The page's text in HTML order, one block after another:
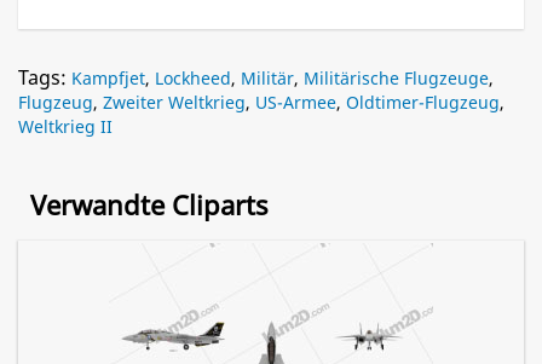
Tags: Kampfjet, Lockheed, Militär, Militärische Flugzeuge,
Flugzeug, Zweiter Weltkrieg, US-Armee, Oldtimer-Flugzeug,
Weltkrieg II
Verwandte Cliparts